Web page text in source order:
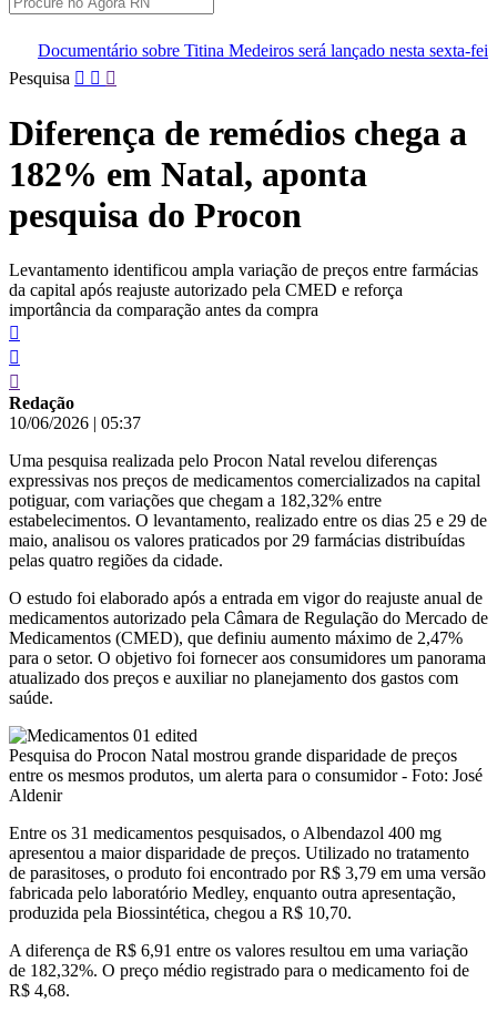
Titina Medeiros será lançado nesta sexta-feira em Acari
Pular
conteúdo
Pesquisa
Diferença de remédios chega a
182% em Natal, aponta
pesquisa do Procon
Levantamento identificou ampla variação de preços entre farmácias
da capital após reajuste autorizado pela CMED e reforça
importância da comparação antes da compra
Redação
10/06/2026 | 05:37
Uma pesquisa realizada pelo Procon Natal revelou diferenças
expressivas nos preços de medicamentos comercializados na capital
potiguar, com variações que chegam a 182,32% entre
estabelecimentos. O levantamento, realizado entre os dias 25 e 29 de
maio, analisou os valores praticados por 29 farmácias distribuídas
pelas quatro regiões da cidade.
O estudo foi elaborado após a entrada em vigor do reajuste anual de
medicamentos autorizado pela Câmara de Regulação do Mercado de
Medicamentos (CMED), que definiu aumento máximo de 2,47%
para o setor. O objetivo foi fornecer aos consumidores um panorama
atualizado dos preços e auxiliar no planejamento dos gastos com
saúde.
Pesquisa do Procon Natal mostrou grande disparidade de preços
entre os mesmos produtos, um alerta para o consumidor - Foto: José
Aldenir
Entre os 31 medicamentos pesquisados, o Albendazol 400 mg
apresentou a maior disparidade de preços. Utilizado no tratamento
de parasitoses, o produto foi encontrado por R$ 3,79 em uma versão
fabricada pelo laboratório Medley, enquanto outra apresentação,
produzida pela Biossintética, chegou a R$ 10,70.
A diferença de R$ 6,91 entre os valores resultou em uma variação
de 182,32%. O preço médio registrado para o medicamento foi de
R$ 4,68.